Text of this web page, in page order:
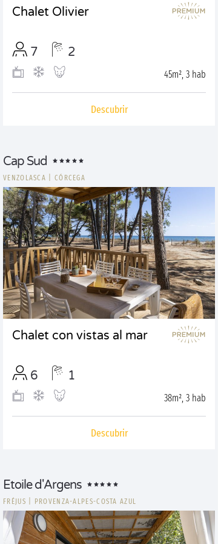
Chalet Olivier
7 2
45m², 3 hab
Descubrir
Cap Sud
VENZOLASCA CÓRCEGA
Chalet con vistas al mar
6 1
38m², 3 hab
Descubrir
Etoile d'Argens
FRÉJUS PROVENZA-ALPES-COSTA AZUL